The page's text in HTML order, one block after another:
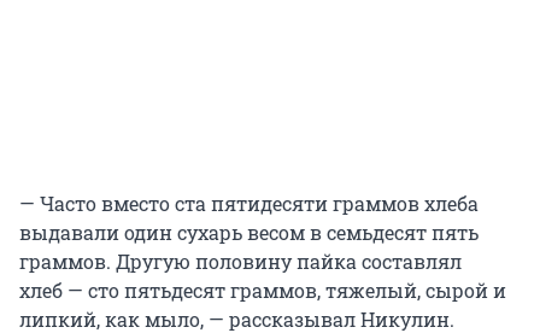
— Часто вместо ста пятидесяти граммов хлеба
выдавали один сухарь весом в семьдесят пять
граммов. Другую половину пайка составлял
хлеб — сто пятьдесят граммов, тяжелый, сырой и
липкий, как мыло, — рассказывал Никулин.